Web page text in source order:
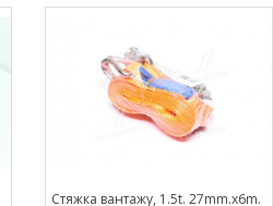
Стяжка вантажу, 1.5t. 27mm.x6m.